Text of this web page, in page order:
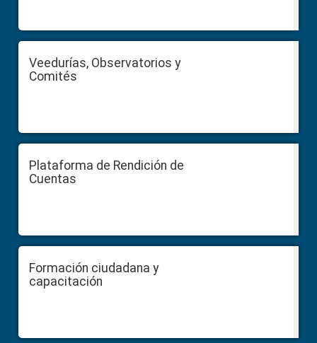
Veedurías, Observatorios y
Comités
Plataforma de Rendición de
Cuentas
Formación ciudadana y
capacitación